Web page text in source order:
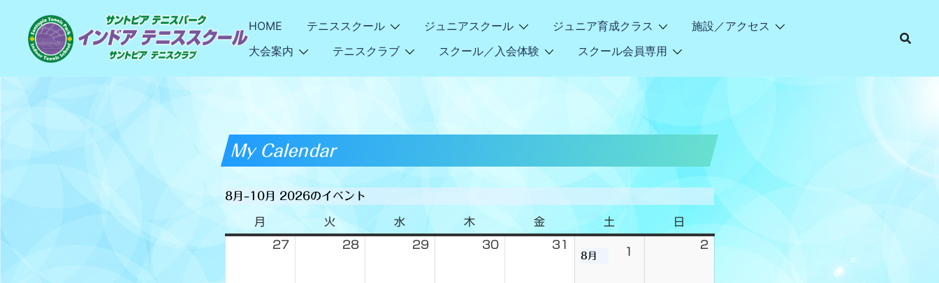
HOME テニススクール ジュニアスクール ジュニア育成クラス
施設／アクセス
大会案内
テニスクラブ スクール／入会体験 スクール会員専用
My Calendar
8月–10月 2026のイベント
月 火 水 木 金 土 日
27 28 29 30 31
8月 1
2